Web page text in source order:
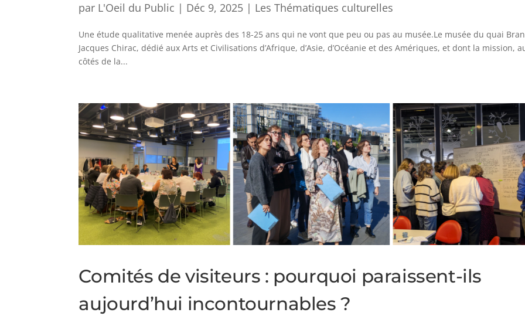
par L'Oeil du Public | Déc 9, 2025 | Les Thématiques culturelles
Une étude qualitative menée auprès des 18-25 ans qui ne vont que peu ou pas au musée.Le musée du quai
Jacques Chirac, dédié aux Arts et Civilisations d’Afrique, d’Asie, d’Océanie et des Amériques, et dont la mission,
côtés de la...
Comités de visiteurs : pourquoi paraissent-ils
aujourd’hui incontournables ?